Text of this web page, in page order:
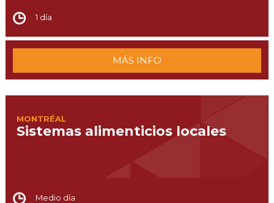
1 día
MÁS INFO
MONTRÉAL
Sistemas alimenticios locales
Medio día